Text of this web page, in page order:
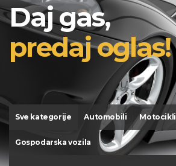
Daj gas,
predaj oglas!
Sve kategorije Automobili Motocikli
Gospodarska vozila